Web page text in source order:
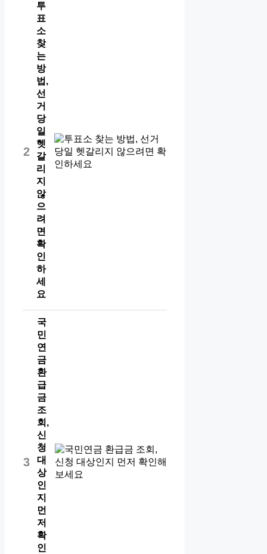
2
투
표
소
찾
는
방
법,
선
거
당
일
헷
갈
리
지
않
으
려
면
확
인
하
세
요
3
국
민
연
금
환
급
금
조
회,
신
청
대
상
인
지
먼
저
확
인